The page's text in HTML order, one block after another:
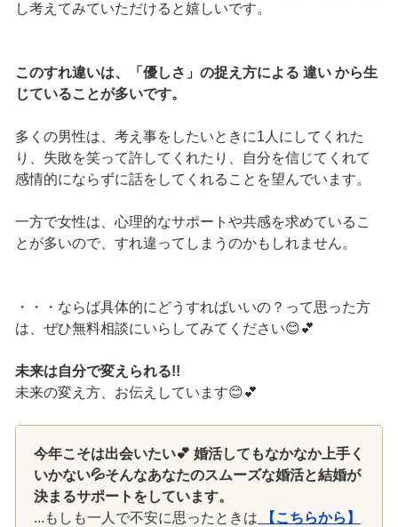
し考えてみていただけると嬉しいです。
このすれ違いは、「優しさ」の捉え方による 違い から生
じていることが多いです。
多くの男性は、考え事をしたいときに1人にしてくれた
り、失敗を笑って許してくれたり、自分を信じてくれて
感情的にならずに話をしてくれることを望んでいます。
一方で女性は、心理的なサポートや共感を求めているこ
とが多いので、すれ違ってしまうのかもしれません。
・・・ならば具体的にどうすればいいの？って思った方
は、ぜひ無料相談にいらしてみてください😊💕
未来は自分で変えられる!!
未来の変え方、お伝えしています😊💕
今年こそは出会いたい💕 婚活してもなかなか上手く
いかない💦そんなあなたのスムーズな婚活と結婚が
決まるサポートをしています。
...もしも一人で不安に思ったときは
【こちらから】